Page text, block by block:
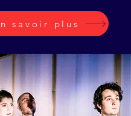
savoir plus